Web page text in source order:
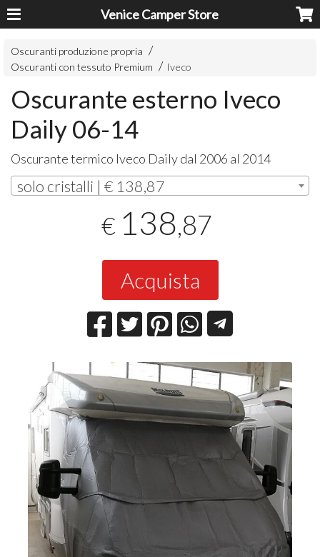
Venice Camper Store
Oscuranti produzione propria
Oscuranti con tessuto Premium
Iveco
Oscurante esterno Iveco
Daily 06-14
Oscurante termico Iveco Daily dal 2006 al 2014
solo cristalli | € 138,87
€ 138,87
Acquista